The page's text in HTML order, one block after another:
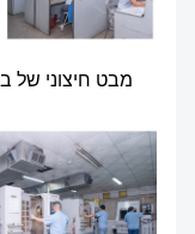
מבט חיצוני של